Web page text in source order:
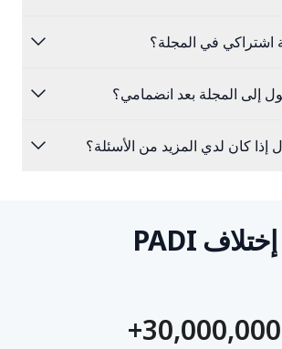
اشتراكي في المجلة؟ expand_more
إلى المجلة بعد انضمامي؟ expand_more
إذا كان لدي المزيد من الأسئلة؟ expand_more
إختلاف PADI
30,000,000+